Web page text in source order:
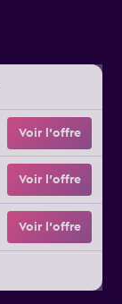
Voir l’offre
Voir l’offre
Voir l’offre